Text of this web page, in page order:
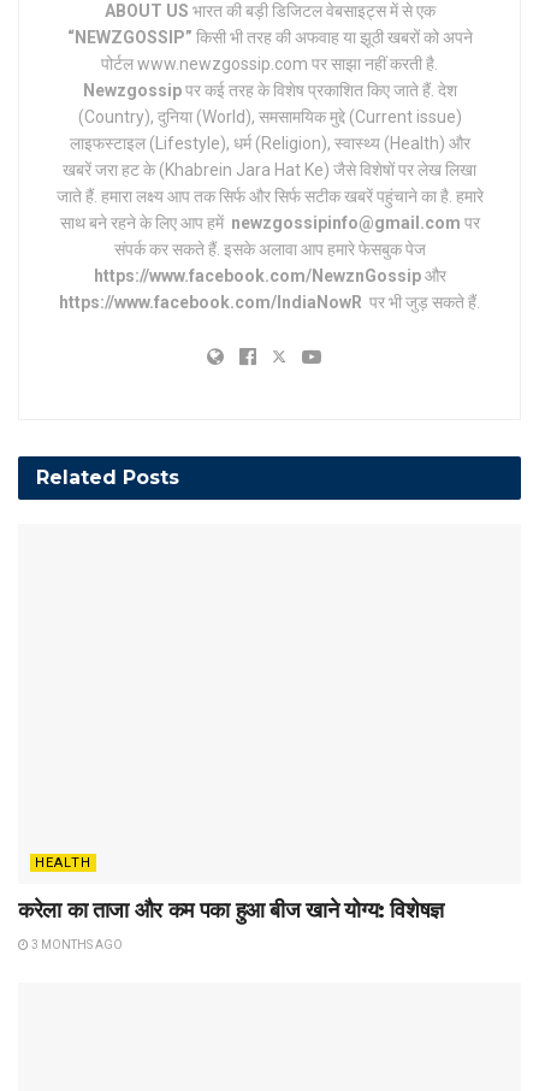
ABOUT US भारत की बड़ी डिजिटल वेबसाइट्स में से एक
“NEWZGOSSIP” किसी भी तरह की अफवाह या झूठी खबरों को अपने
पोर्टल www.newzgossip.com पर साझा नहीं करती है.
Newzgossipपर कई तरह के विशेष प्रकाशित किए जाते हैं. देश
(Country), दुनिया (World), समसामयिक मुद्दे (Current issue)
लाइफस्टाइल (Lifestyle), धर्म (Religion), स्वास्थ्य (Health) और
खबरें जरा हट के (Khabrein Jara Hat Ke) जैसे विशेषों पर लेख लिखा
जाते हैं. हमारा लक्ष्य आप तक सिर्फ और सिर्फ सटीक खबरें पहुंचाने का है. हमारे
साथ बने रहने के लिए आप हमें newzgossipinfo@gmail.com पर
संपर्क कर सकते हैं. इसके अलावा आप हमारे फेसबुक पेज
https://www.facebook.com/NewznGossipऔर
https://www.facebook.com/IndiaNowR पर भी जुड़ सकते हैं.
Related Posts
HEALTH
करेला का ताजा और कम पका हुआ बीज खाने योग्य: विशेषज्ञ
3 MONTHS AGO